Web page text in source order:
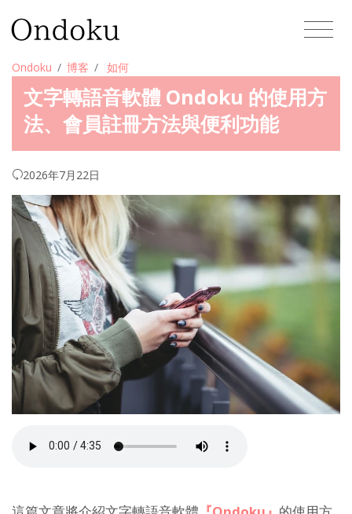
Ondoku 博客 如何
文字轉語音軟體 Ondoku 的使用方
法、會員註冊方法與便利功能
2026年7月22日